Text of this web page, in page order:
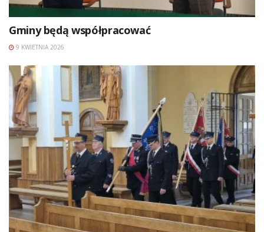
Gminy będą współpracować
9 KWIETNIA 2026